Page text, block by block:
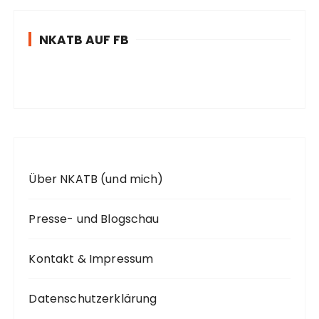
NKATB AUF FB
Über NKATB (und mich)
Presse- und Blogschau
Kontakt & Impressum
Datenschutzerklärung